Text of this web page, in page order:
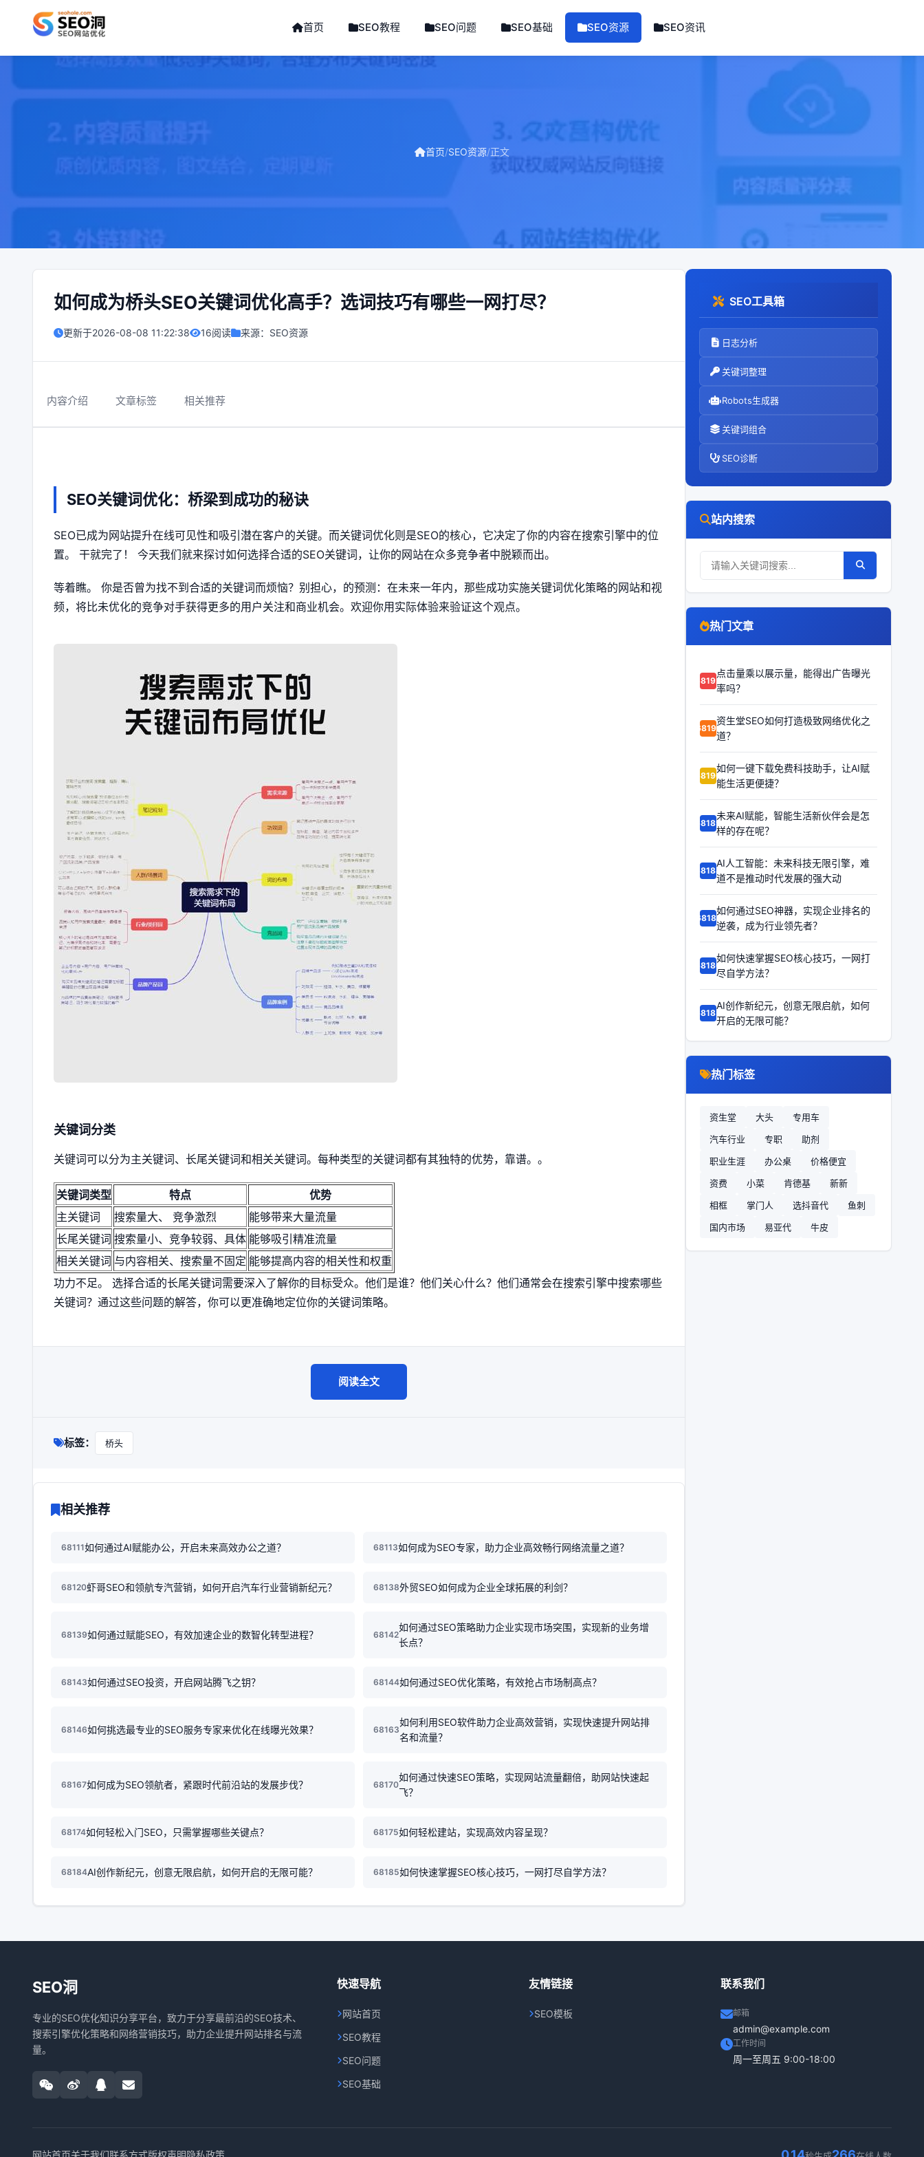
首页 SEO教程 SEO问题 SEO基础 SEO资源 SEO资讯
首页/SEO资源/正文
如何成为桥头SEO关键词优化高手？选词技巧有哪些一网打尽？
更新于2026-08-08 11:22:38 16阅读 来源： SEO资源
内容介绍 文章标签 相关推荐
SEO关键词优化：桥梁到成功的秘诀
SEO已成为网站提升在线可见性和吸引潜在客户的关键。而关键词优化则是SEO的核心，它决定了你的内容在搜索引擎中的位
置。 干就完了！ 今天我们就来探讨如何选择合适的SEO关键词，让你的网站在众多竞争者中脱颖而出。
等着瞧。 你是否曾为找不到合适的关键词而烦恼？别担心，的预测：在未来一年内，那些成功实施关键词优化策略的网站和视
频，将比未优化的竞争对手获得更多的用户关注和商业机会。欢迎你用实际体验来验证这个观点。
关键词分类
关键词可以分为主关键词、长尾关键词和相关关键词。每种类型的关键词都有其独特的优势，靠谱。。
关键词类型 特点
优势
主关键词
搜索量大、 竞争激烈
能够带来大量流量
长尾关键词 搜索量小、竞争较弱、具体 能够吸引精准流量
相关关键词 与内容相关、搜索量不固定 能够提高内容的相关性和权重
功力不足。 选择合适的长尾关键词需要深入了解你的目标受众。他们是谁？他们关心什么？他们通常会在搜索引擎中搜索哪些
关键词？通过这些问题的解答，你可以更准确地定位你的关键词策略。
阅读全文
标签： 桥头
相关推荐
68111如何通过AI赋能办公，开启未来高效办公之道？ 68113如何成为SEO专家，助力企业高效畅行网络流量之道？
68120虾哥SEO和领航专汽营销，如何开启汽车行业营销新纪元？ 68138外贸SEO如何成为企业全球拓展的利剑？
68139如何通过赋能SEO，有效加速企业的数智化转型进程？ 68142
如何通过SEO策略助力企业实现市场突围，实现新的业务增
长点？
68143如何通过SEO投资，开启网站腾飞之钥？ 68144如何通过SEO优化策略，有效抢占市场制高点？
68146如何挑选最专业的SEO服务专家来优化在线曝光效果？ 68163
如何利用SEO软件助力企业高效营销，实现快速提升网站排
名和流量？
68167如何成为SEO领航者，紧跟时代前沿站的发展步伐？ 68170
如何通过快速SEO策略，实现网站流量翻倍，助网站快速起
飞？
68174如何轻松入门SEO，只需掌握哪些关键点？ 68175如何轻松建站，实现高效内容呈现？
68184AI创作新纪元，创意无限启航，如何开启的无限可能？ 68185如何快速掌握SEO核心技巧，一网打尽自学方法？
SEO工具箱
日志分析
关键词整理
Robots生成器
关键词组合
SEO诊断
站内搜索
热门文章
68192
点击量乘以展示量，能得出广告曝光
率吗？
68191
资生堂SEO如何打造极致网络优化之
道？
68190
如何一键下载免费科技助手，让AI赋
能生活更便捷？
68189
未来AI赋能，智能生活新伙伴会是怎
样的存在呢？
68188
AI人工智能：未来科技无限引擎，难
道不是推动时代发展的强大动
68187
如何通过SEO神器，实现企业排名的
逆袭，成为行业领先者？
68186
如何快速掌握SEO核心技巧，一网打
尽自学方法？
68185
AI创作新纪元，创意无限启航，如何
开启的无限可能？
热门标签
资生堂 大头
专用车
汽车行业
专职
助剂
职业生涯
办公桌
价格便宜
资费
小菜 肯德基
新新
相框
掌门人 选抖音代
鱼刺
国内市场
易亚代 牛皮
SEO洞
专业的SEO优化知识分享平台，致力于分享最前沿的SEO技术、
搜索引擎优化策略和网络营销技巧，助力企业提升网站排名与流
量。
快速导航
网站首页
SEO教程
SEO问题
SEO基础
友情链接
SEO模板
联系我们
邮箱
admin@example.com
工作时间
周一至周五 9:00-18:00
网站首页关于我们联系方式版权声明隐私政策